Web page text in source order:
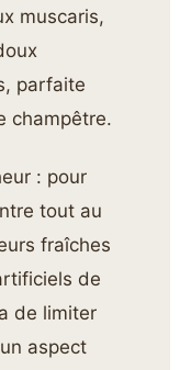
muscaris,
parfaite
champêtre.
: pour
tout au
fraîches
de
de limiter
aspect